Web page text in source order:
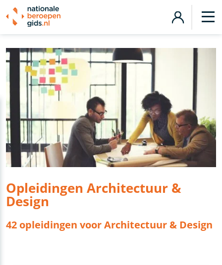
Opleidingen Architectuur &
Design
42 opleidingen voor Architectuur & Design